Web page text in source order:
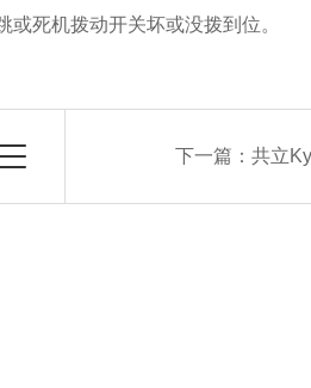
死机拨动开关坏或没拨到位。
下一篇： 共立